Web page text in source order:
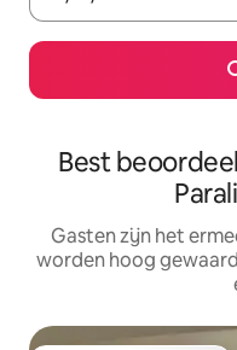
Best
Gasten zijn het
worden hoog